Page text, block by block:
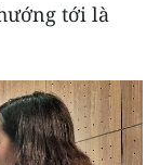
tới là